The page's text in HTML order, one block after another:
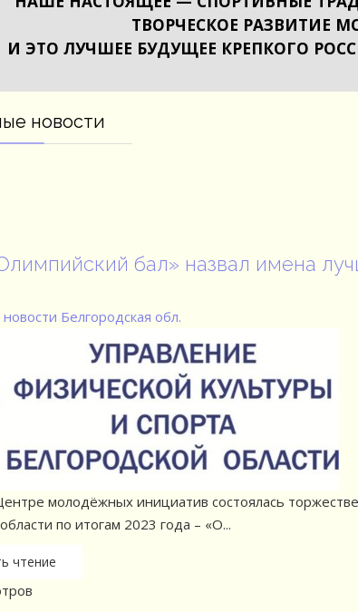
ТВОРЧЕСКОЕ РАЗВИТИЕ
И ЭТО ЛУЧШЕЕ БУДУЩЕЕ КРЕПКОГО
новости
бал» назвал имена
Белгородская обл.
молодёжных инициатив состоялась
по итогам 2023 года – «О...
чтение